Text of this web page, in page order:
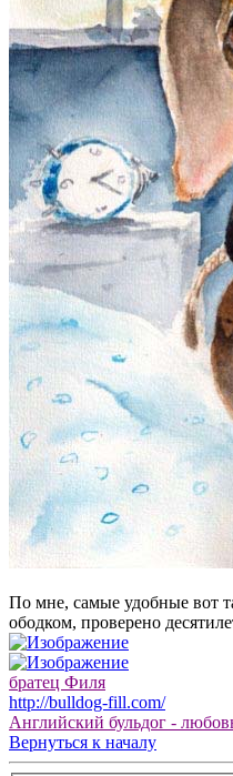
По мне, самые удобные вот
ободком, проверено
братец Филя
http://bulldog-fill.com/
Английский бульдог -
Вернуться к началу